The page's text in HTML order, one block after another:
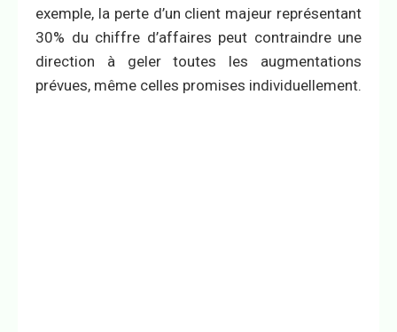
exemple, la perte d’un client majeur représentant
30% du chiffre d’affaires peut contraindre une
direction à geler toutes les augmentations
prévues, même celles promises individuellement.